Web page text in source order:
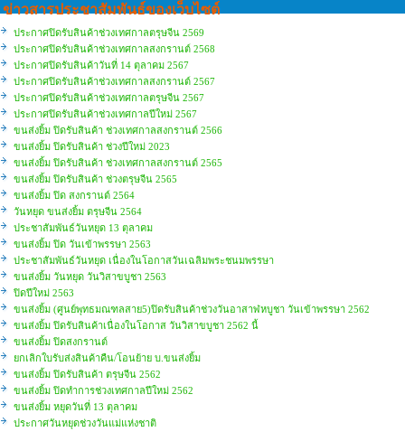
ข่าวสารประชาสัมพันธ์ของเว็บไซต์
ประกาศปิดรับสินค้าช่วงเทศกาลตรุษจีน 2569
ประกาศปิดรับสินค้าช่วงเทศกาลสงกรานต์ 2568
ประกาศปิดรับสินค้าวันที่ 14 ตุลาคม 2567
ประกาศปิดรับสินค้าช่วงเทศกาลสงกรานต์ 2567
ประกาศปิดรับสินค้าช่วงเทศกาลตรุษจีน 2567
ประกาศปิดรับสินค้าช่วงเทศกาลปีใหม่ 2567
ขนส่งยิ้ม ปิดรับสินค้า ช่วงเทศกาลสงกรานต์ 2566
ขนส่งยิ้ม ปิดรับสินค้า ช่วงปีใหม่ 2023
ขนส่งยิ้ม ปิดรับสินค้า ช่วงเทศกาลสงกรานต์ 2565
ขนส่งยิ้ม ปิดรับสินค้า ช่วงตรุษจีน 2565
ขนส่งยิ้ม ปิด สงกรานต์ 2564
วันหยุด ขนส่งยิ้ม ตรุษจีน 2564
ประชาสัมพันธ์วันหยุด 13 ตุลาคม
ขนส่งยิ้ม ปิด วันเข้าพรรษา 2563
ประชาสัมพันธ์วันหยุด เนื่องในโอกาสวันเฉลิมพระชนมพรรษา
ขนส่งยิ้ม วันหยุด วันวิสาขบูชา 2563
ปิดปีใหม่ 2563
ขนส่งยิ้ม (ศูนย์พุทธมณฑลสาย5)ปิดรับสินค้าช่วงวันอาสาฬหบูชา วันเข้าพรรษา 2562
ขนส่งยิ้ม ปิดรับสินค้าเนื่องในโอกาส วันวิสาขบูชา 2562 นี้
ขนส่งยิ้ม ปิดสงกรานต์
ยกเลิกใบรับส่งสินค้าคืน/โอนย้าย บ.ขนส่งยิ้ม
ขนส่งยิ้ม ปิดรับสินค้า ตรุษจีน 2562
ขนส่งยิ้ม ปิดทำการช่วงเทศกาลปีใหม่ 2562
ขนส่งยิ้ม หยุดวันที่ 13 ตุลาคม
ประกาศวันหยุดช่วงวันแม่แห่งชาติ